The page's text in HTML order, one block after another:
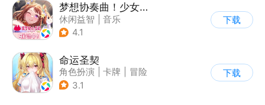
梦想协奏曲！少女乐团派对！
休闲益智
音乐
| 美少女
4.1
下载
命运圣契
角色扮演 卡牌
冒险
| 美少女
3.1
下载